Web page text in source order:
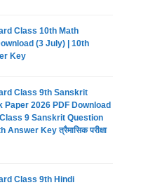
Class 10th Math
(3 July) | 10th
Key
Class 9th Sanskrit
Paper 2026 PDF Download
9 Sanskrit Question
Answer Key त्रैमासिक परीक्षा
Class 9th Hindi